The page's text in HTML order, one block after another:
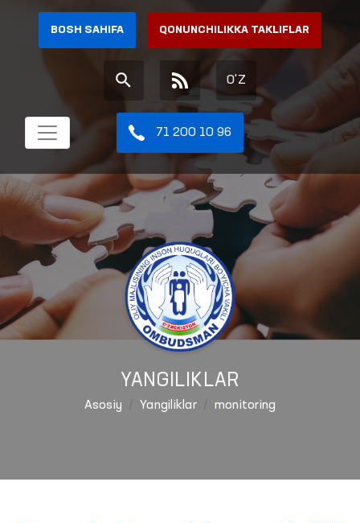
BOSH SAHIFA QONUNCHILIKKA TAKLIFLAR
O'Z
71 200 10 96
YANGILIKLAR
Asosiy Yangiliklar monitoring